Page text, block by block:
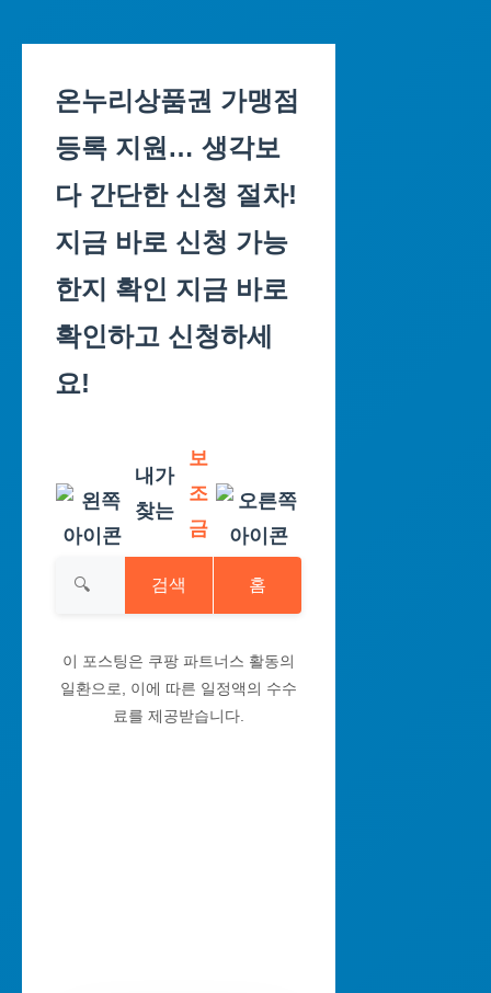
content
온누리상품권 가맹점
등록 지원… 생각보
다 간단한 신청 절차!
지금 바로 신청 가능
한지 확인 지금 바로
확인하고 신청하세
요!
내가
찾는
보
조
금
검색 홈
이 포스팅은 쿠팡 파트너스 활동의
일환으로, 이에 따른 일정액의 수수
료를 제공받습니다.